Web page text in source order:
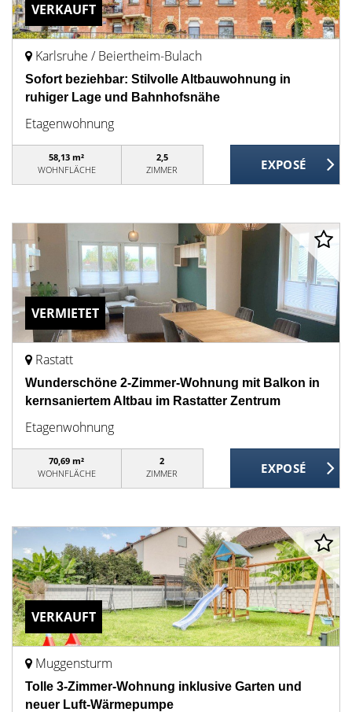
VERKAUFT
Karlsruhe / Beiertheim-Bulach
Sofort beziehbar: Stilvolle Altbauwohnung in
ruhiger Lage und Bahnhofsnähe
Etagenwohnung
58,13 m²
WOHNFLÄCHE
2,5
ZIMMER
VERMIETET
Rastatt
Wunderschöne 2-Zimmer-Wohnung mit Balkon in
kernsaniertem Altbau im Rastatter Zentrum
Etagenwohnung
70,69 m²
WOHNFLÄCHE
2
ZIMMER
VERKAUFT
Muggensturm
Tolle 3-Zimmer-Wohnung inklusive Garten und
neuer Luft-Wärmepumpe